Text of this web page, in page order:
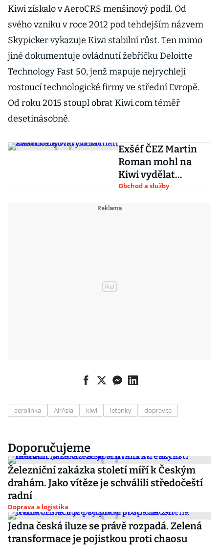
za zničující
Kiwi získalo v AeroCRS menšinový podíl. Od
svého vzniku v roce 2012 pod tehdejším názvem
Skypicker vykazuje Kiwi stabilní růst. Ten mimo
jiné dokumentuje ovládnutí žebříčku Deloitte
Technology Fast 50, jenž mapuje nejrychleji
rostoucí technologické firmy ve střední Evropě.
Od roku 2015 stoupl obrat Kiwi.com téměř
desetinásobně.
Exšéf ČEZ Martin
Roman mohl na
Kiwi vydělat
stamiliony
Obchod a služby
aerolinka AirAsia kiwi letenky dopravce
Doporučujeme
Železniční zakázka století míří k Českým
drahám. Jako vítěze je schválili středočeští
radní
Doprava a logistika
Jedna česká iluze se právě rozpadá. Zelená
transformace je pojistkou proti chaosu